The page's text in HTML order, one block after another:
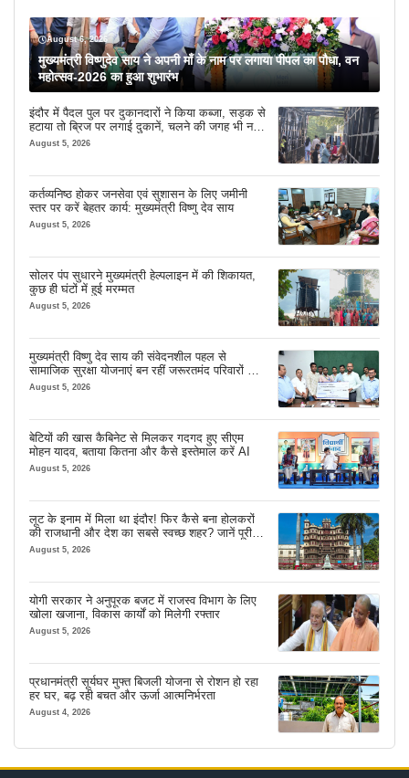
August 6, 2026
मुख्यमंत्री विष्णुदेव साय ने अपनी माँ के नाम पर लगाया पीपल का पौधा, वन
महोत्सव-2026 का हुआ शुभारंभ
इंदौर में पैदल पुल पर दुकानदारों ने किया कब्जा, सड़क से
हटाया तो ब्रिज पर लगाई दुकानें, चलने की जगह भी नहीं
मिल रही
August 5, 2026
कर्तव्यनिष्ठ होकर जनसेवा एवं सुशासन के लिए जमीनी
स्तर पर करें बेहतर कार्य: मुख्यमंत्री विष्णु देव साय
August 5, 2026
सोलर पंप सुधारने मुख्यमंत्री हेल्पलाइन में की शिकायत,
कुछ ही घंटों में हुई मरम्मत
August 5, 2026
मुख्यमंत्री विष्णु देव साय की संवेदनशील पहल से
सामाजिक सुरक्षा योजनाएं बन रहीं जरूरतमंद परिवारों का
मजबूत सहारा
August 5, 2026
बेटियों की खास कैबिनेट से मिलकर गदगद हुए सीएम
मोहन यादव, बताया कितना और कैसे इस्तेमाल करें AI
August 5, 2026
लूट के इनाम में मिला था इंदौर! फिर कैसे बना होलकरों
की राजधानी और देश का सबसे स्वच्छ शहर? जानें पूरी
कहानी
August 5, 2026
योगी सरकार ने अनुपूरक बजट में राजस्व विभाग के लिए
खोला खजाना, विकास कार्यों को मिलेगी रफ्तार
August 5, 2026
प्रधानमंत्री सूर्यघर मुफ्त बिजली योजना से रोशन हो रहा
हर घर, बढ़ रही बचत और ऊर्जा आत्मनिर्भरता
August 4, 2026